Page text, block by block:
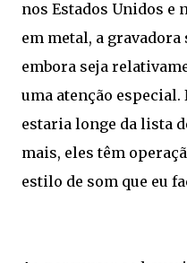
nos Estados Unidos e
em metal, a gravadora
embora seja
uma atenção especial.
estaria longe da lista
mais, eles têm
estilo de som que eu